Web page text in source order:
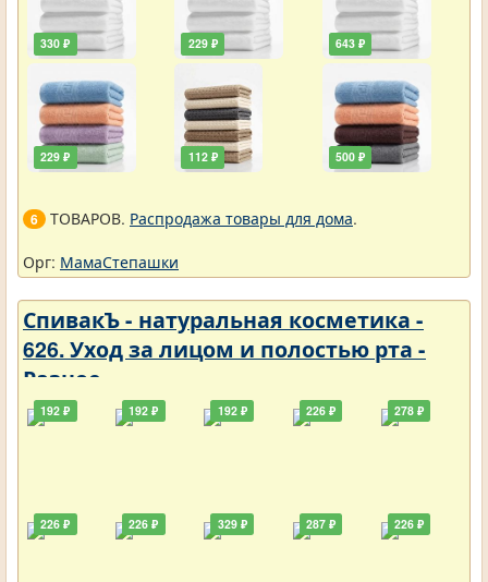
330 ₽
229 ₽
229 ₽
112 ₽
643 ₽
500 ₽
6 ТОВАРОВ. Распродажа товары для дома.
Орг: МамаСтепашки
СпивакЪ - натуральная косметика -
626. Уход за лицом и полостью рта -
Разное
192 ₽
226 ₽
192 ₽
226 ₽
192 ₽
329 ₽
226 ₽
287 ₽
278 ₽
226 ₽